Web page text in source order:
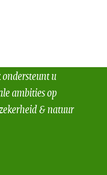
u
ambities op
& natuur